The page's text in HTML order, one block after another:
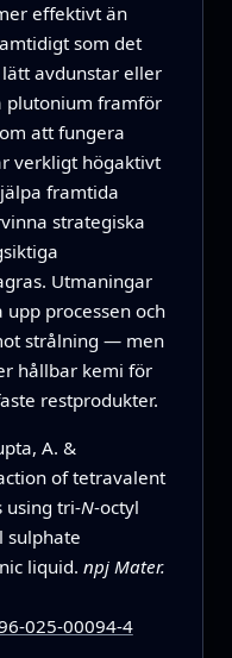
effektivt än
som det
avdunstar eller
plutonium framför
att fungera
verkligt högaktivt
framtida
strategiska
Utmaningar
processen och
strålning — men
hållbar kemi för
restprodukter.
A. &
of tetravalent
using tri-N-octyl
sulphate
liquid. npj Mater.
025-00094-4